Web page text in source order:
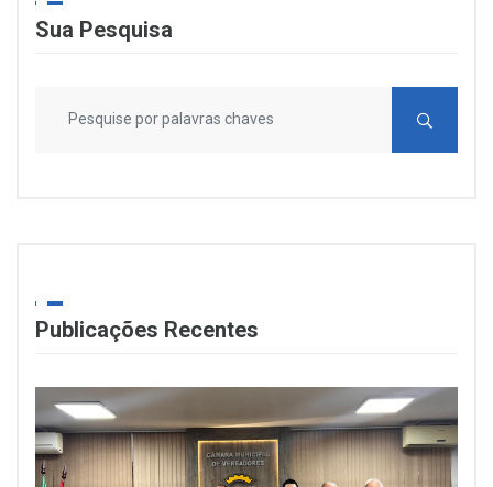
Sua Pesquisa
Publicações Recentes